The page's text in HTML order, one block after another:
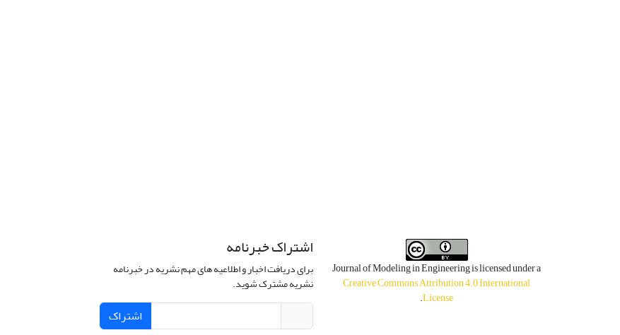
Journal of Modeling in Engineering is licensed under a
Creative Commons Attribution 4.0 International
License
.
اشتراک خبرنامه
برای دریافت اخبار و اطلاعیه های مهم نشریه در خبرنامه
نشریه مشترک شوید.
اشتراک